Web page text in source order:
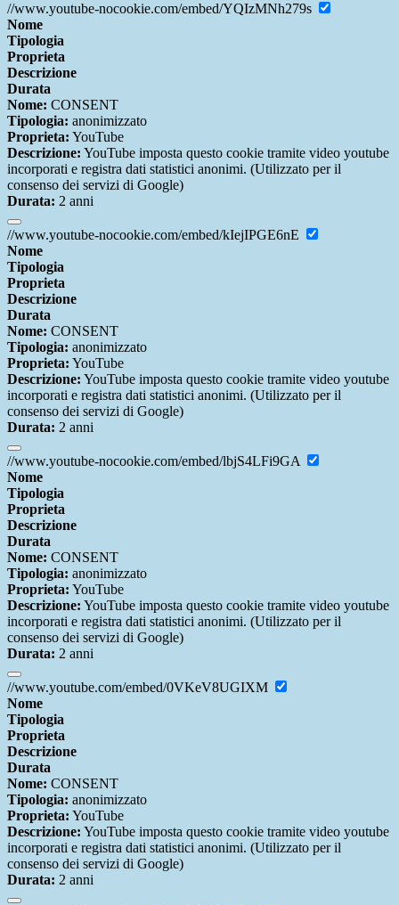
//www.youtube-nocookie.com/embed/YQIzMNh279s
Nome
Tipologia
Proprieta
Descrizione
Durata
Nome: CONSENT
Tipologia: anonimizzato
Proprieta: YouTube
Descrizione: YouTube imposta questo cookie tramite video youtube
incorporati e registra dati statistici anonimi. (Utilizzato per il
consenso dei servizi di Google)
Durata: 2 anni
//www.youtube-nocookie.com/embed/kIejIPGE6nE
Nome
Tipologia
Proprieta
Descrizione
Durata
Nome: CONSENT
Tipologia: anonimizzato
Proprieta: YouTube
Descrizione: YouTube imposta questo cookie tramite video youtube
incorporati e registra dati statistici anonimi. (Utilizzato per il
consenso dei servizi di Google)
Durata: 2 anni
//www.youtube-nocookie.com/embed/lbjS4LFi9GA
Nome
Tipologia
Proprieta
Descrizione
Durata
Nome: CONSENT
Tipologia: anonimizzato
Proprieta: YouTube
Descrizione: YouTube imposta questo cookie tramite video youtube
incorporati e registra dati statistici anonimi. (Utilizzato per il
consenso dei servizi di Google)
Durata: 2 anni
//www.youtube.com/embed/0VKeV8UGIXM
Nome
Tipologia
Proprieta
Descrizione
Durata
Nome: CONSENT
Tipologia: anonimizzato
Proprieta: YouTube
Descrizione: YouTube imposta questo cookie tramite video youtube
incorporati e registra dati statistici anonimi. (Utilizzato per il
consenso dei servizi di Google)
Durata: 2 anni